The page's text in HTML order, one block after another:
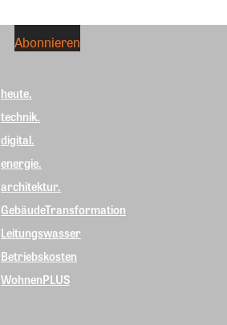
heute.
technik.
digital.
energie.
architektur.
GebäudeTransformation
Leitungswasser
Betriebskosten
WohnenPLUS